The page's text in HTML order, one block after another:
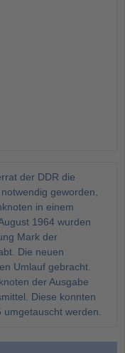
der DDR die
geworden,
in einem
1964 wurden
Mark der
Die neuen
Umlauf gebracht.
der Ausgabe
Diese konnten
werden.